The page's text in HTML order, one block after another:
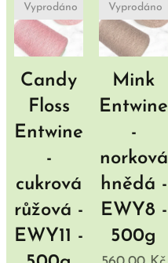
Candy
Floss
Entwine
-
cukrová
růžová -
EWY11 -
Vyprodáno
Mink
Entwine
-
norková
hnědá -
EWY8 -
500g
Vyprodáno